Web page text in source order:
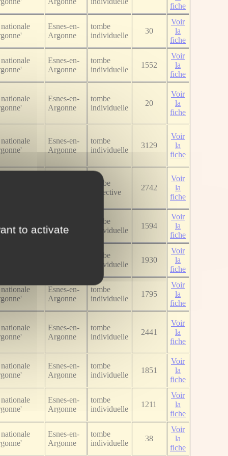
fiche
Esnes-en-
Argonne
tombe
individuelle
30
Voir
la
fiche
Esnes-en-
Argonne
tombe
individuelle
1552
Voir
la
fiche
Esnes-en-
Argonne
tombe
individuelle
20
Voir
la
fiche
Esnes-en-
Argonne
tombe
individuelle
3129
Voir
la
fiche
tombe
collective
2742
Voir
la
fiche
Argonne
tombe
individuelle
1594
Voir
la
fiche
tombe
individuelle
1930
Voir
la
fiche
Esnes-en-
Argonne
tombe
individuelle
1795
Voir
la
fiche
Esnes-en-
Argonne
tombe
individuelle
2441
Voir
la
fiche
Esnes-en-
Argonne
tombe
individuelle
1851
Voir
la
fiche
Esnes-en-
Argonne
tombe
individuelle
1211
Voir
la
fiche
Esnes-en-
Argonne
tombe
individuelle
38
Voir
la
fiche
to activate